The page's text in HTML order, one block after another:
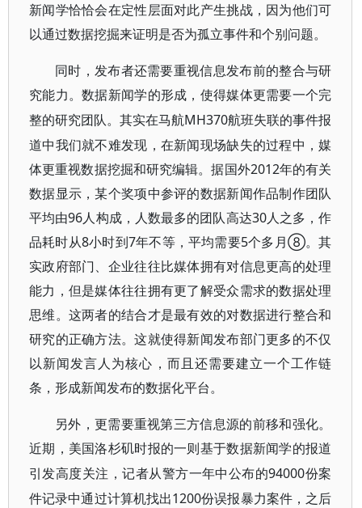
新闻学恰恰会在定性层面对此产生挑战，因为他们可
以通过数据挖掘来证明是否为孤立事件和个别问题。
同时，发布者还需要重视信息发布前的整合与研
究能力。数据新闻学的形成，使得媒体更需要一个完
整的研究团队。其实在马航MH370航班失联的事件报
道中我们就不难发现，在新闻现场缺失的过程中，媒
体更重视数据挖掘和研究编辑。据国外2012年的有关
数据显示，某个奖项中参评的数据新闻作品制作团队
平均由96人构成，人数最多的团队高达30人之多，作
品耗时从8小时到7年不等，平均需要5个多月⑧。其
实政府部门、企业往往比媒体拥有对信息更高的处理
能力，但是媒体往往拥有更了解受众需求的数据处理
思维。这两者的结合才是最有效的对数据进行整合和
研究的正确方法。这就使得新闻发布部门更多的不仅
以新闻发言人为核心，而且还需要建立一个工作链
条，形成新闻发布的数据化平台。
另外，更需要重视第三方信息源的前移和强化。
近期，美国洛杉矶时报的一则基于数据新闻学的报道
引发高度关注，记者从警方一年中公布的94000份案
件记录中通过计算机找出1200份误报暴力案件，之后